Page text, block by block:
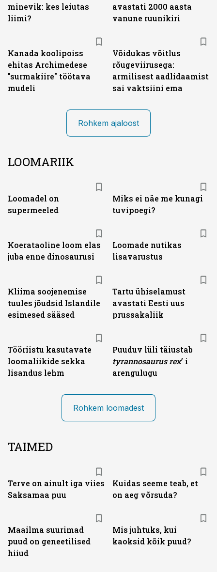
minevik: kes leiutas
liimi?
avastati 2000 aasta
vanune ruunikiri
Kanada koolipoiss
ehitas Archimedese
"surmakiire" töötava
mudeli
Võidukas võitlus
rõugeviirusega:
armilisest aadlidaamist
sai vaktsiini ema
Rohkem ajaloost
LOOMARIIK
Loomadel on
supermeeled
Miks ei näe me kunagi
tuvipoegi?
Koerataoline loom elas
juba enne dinosaurusi
Loomade nutikas
lisavarustus
Kliima soojenemise
tuules jõudsid Islandile
esimesed sääsed
Tartu ühiselamust
avastati Eesti uus
prussakaliik
Tööriistu kasutavate
loomaliikide sekka
lisandus lehm
Puuduv lüli täiustab
tyranno­saurus rex’ i
arengulugu
Rohkem loomadest
TAIMED
Terve on ainult iga viies
Saksamaa puu
Kuidas seeme teab, et
on aeg võrsuda?
Maailma suurimad
puud on geneetilised
hiiud
Mis juhtuks, kui
kaoksid kõik puud?